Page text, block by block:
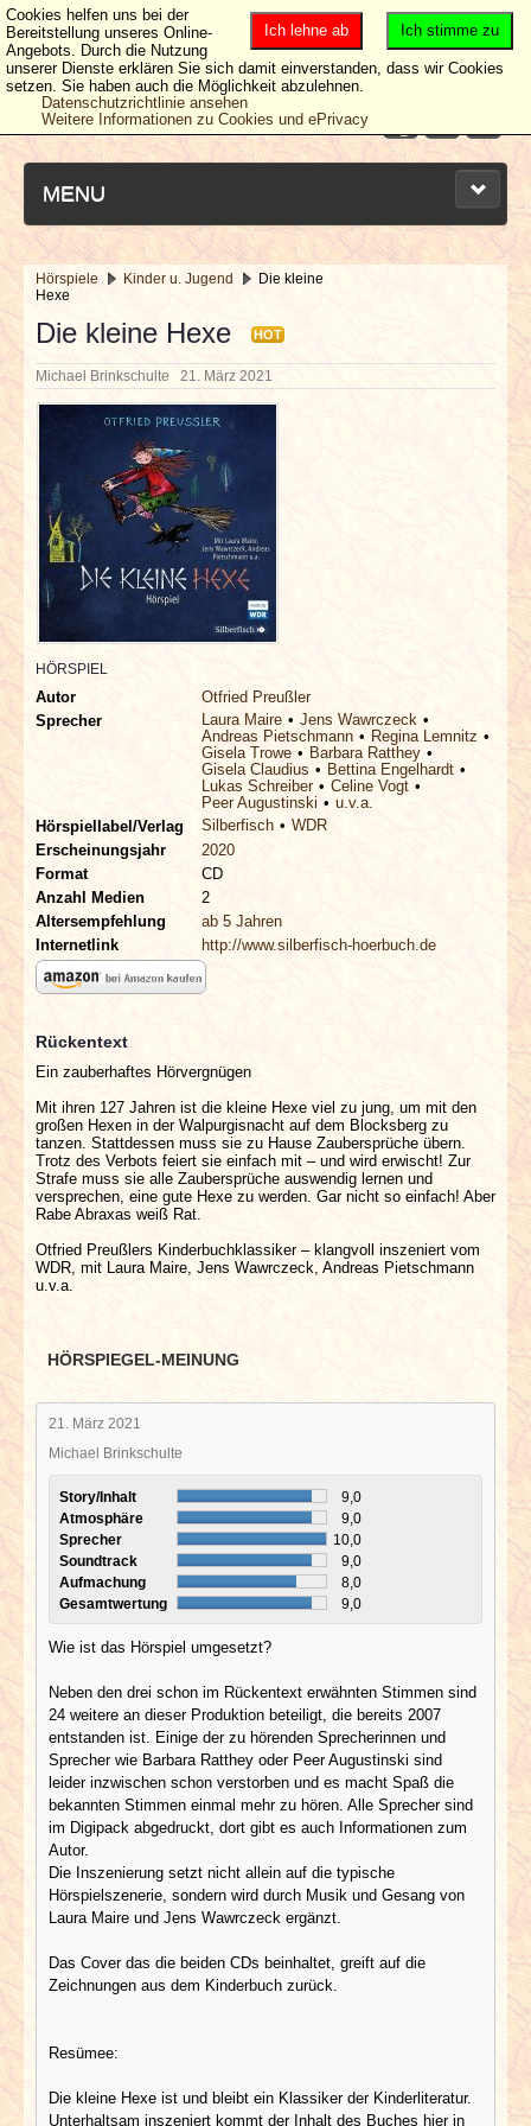
MENU
NEUESTE ARTIKEL
NEWS & DATES
BERICHTE
VERLOSUNGEN
INTERVIEWS
SPECIALS
REDAKTION
LINKS
Hörspiele Kinder u. Jugend
Die kleine
Hexe
Die kleine Hexe HOT
Michael Brinkschulte 21. März 2021
HÖRSPIEL
Autor
Otfried Preußler
Sprecher
Laura Maire
Jens Wawrczeck
Andreas Pietschmann
Regina Lemnitz
Gisela Trowe
Barbara Ratthey
Gisela Claudius
Bettina Engelhardt
Lukas Schreiber
Celine Vogt
Peer Augustinski
u.v.a.
Hörspiellabel/Verlag
Silberfisch
WDR
Erscheinungsjahr
2020
Format
CD
Anzahl Medien
2
Altersempfehlung
ab 5 Jahren
Internetlink
http://www.silberfisch-hoerbuch.de
Rückentext
Ein zauberhaftes Hörvergnügen
Mit ihren 127 Jahren ist die kleine Hexe viel zu jung, um mit den
großen Hexen in der Walpurgisnacht auf dem Blocksberg zu
tanzen. Stattdessen muss sie zu Hause Zaubersprüche übern.
Trotz des Verbots feiert sie einfach mit – und wird erwischt! Zur
Strafe muss sie alle Zaubersprüche auswendig lernen und
versprechen, eine gute Hexe zu werden. Gar nicht so einfach! Aber
Rabe Abraxas weiß Rat.
Otfried Preußlers Kinderbuchklassiker – klangvoll inszeniert vom
WDR, mit Laura Maire, Jens Wawrczeck, Andreas Pietschmann
u.v.a.
HÖRSPIEGEL-MEINUNG
21. März 2021
Michael Brinkschulte
Story/Inhalt
9,0
Atmosphäre
9,0
Sprecher
10,0
Soundtrack
9,0
Aufmachung
8,0
Gesamtwertung
9,0
Wie ist das Hörspiel umgesetzt?
Neben den drei schon im Rückentext erwähnten Stimmen sind
24 weitere an dieser Produktion beteiligt, die bereits 2007
entstanden ist. Einige der zu hörenden Sprecherinnen und
Sprecher wie Barbara Ratthey oder Peer Augustinski sind
leider inzwischen schon verstorben und es macht Spaß die
bekannten Stimmen einmal mehr zu hören. Alle Sprecher sind
im Digipack abgedruckt, dort gibt es auch Informationen zum
Autor.
Die Inszenierung setzt nicht allein auf die typische
Hörspielszenerie, sondern wird durch Musik und Gesang von
Laura Maire und Jens Wawrczeck ergänzt.
Das Cover das die beiden CDs beinhaltet, greift auf die
Zeichnungen aus dem Kinderbuch zurück.
Resümee:
Die kleine Hexe ist und bleibt ein Klassiker der Kinderliteratur.
Unterhaltsam inszeniert kommt der Inhalt des Buches hier in
Ich stimme zu
Ich lehne ab
Cookies helfen uns bei der
Bereitstellung unseres Online-
Angebots. Durch die Nutzung
unserer Dienste erklären Sie sich damit einverstanden, dass wir Cookies
setzen. Sie haben auch die Möglichkeit abzulehnen.
Datenschutzrichtlinie ansehen
Weitere Informationen zu Cookies und ePrivacy